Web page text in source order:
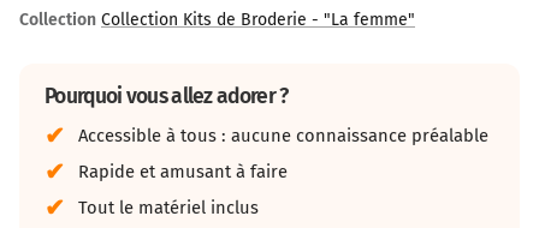
Collection Collection Kits de Broderie - "La femme"
Pourquoi vous allez adorer ?
Accessible à tous : aucune connaissance préalable
Rapide et amusant à faire
Tout le matériel inclus